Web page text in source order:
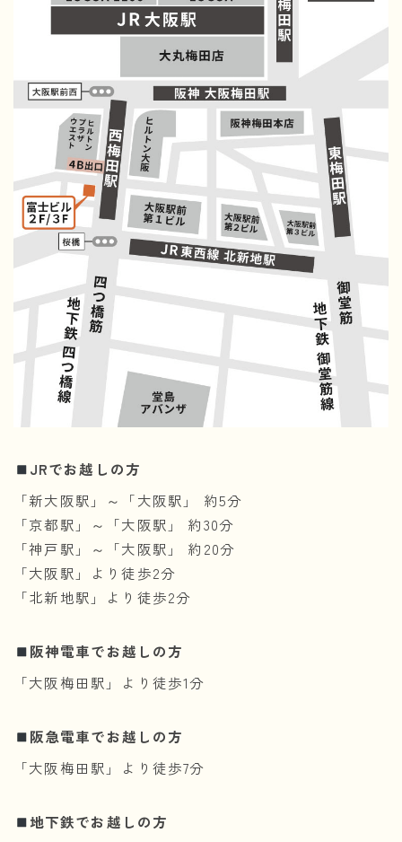
JRでお越しの方
「新大阪駅」～「大阪駅」 約5分
「京都駅」～「大阪駅」 約30分
「神戸駅」～「大阪駅」 約20分
「大阪駅」より徒歩2分
「北新地駅」より徒歩2分
阪神電車でお越しの方
「大阪梅田駅」より徒歩1分
阪急電車でお越しの方
「大阪梅田駅」より徒歩7分
地下鉄でお越しの方